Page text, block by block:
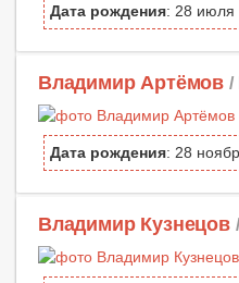
Дата рождения: 28 июля
Владимир Артёмов /
Дата рождения: 28
Владимир Кузнецов /